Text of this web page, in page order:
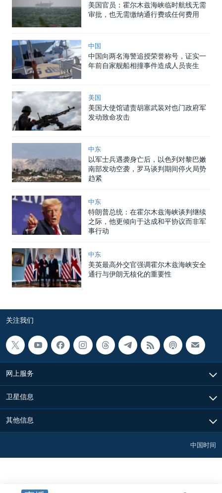
美国官员：霍尔木兹海峡临时航线无需
审批，也无需缴纳通行费或任何费用
中国
中国向两名海警追授荣誉称号，证实一
年前自家舰船相撞事件造成人员丧生
美国
美国大使馆谴责胡塞武装对也门政府军
发动致命攻击
中东
以军士兵遇袭身亡后，以色列对黎巴嫩
南部发动空袭，罗马谈判期间停火局势
趋紧
中东
特朗普总统：在霍尔木兹海峡谈判继续
之际，他更倾向于达成和平协议而非军
事行动
中东
美英最高外交官强调霍尔木兹海峡安全
通行与伊朗无核化的重要性
关注我们
网上服务
卫星信息
其他信息
中国时间